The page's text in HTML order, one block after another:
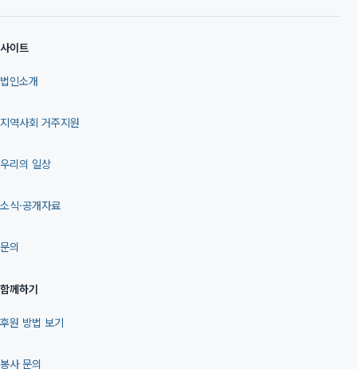
사이트
법인소개
지역사회 거주지원
우리의 일상
소식·공개자료
문의
함께하기
후원 방법 보기
봉사 문의